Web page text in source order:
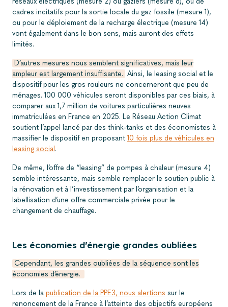
cadres incitatifs pour la sortie locale du gaz fossile (mesure 1),
ou pour le déploiement de la recharge électrique (mesure 14)
vont également dans le bon sens, mais auront des effets
limités.
D’autres mesures nous semblent significatives, mais leur
ampleur est largement insuffisante. Ainsi, le leasing social et le
dispositif pour les gros rouleurs ne concerneront que peu de
ménages. 100 000 véhicules seront disponibles par ces biais, à
comparer aux 1,7 million de voitures particulières neuves
immatriculées en France en 2025. Le Réseau Action Climat
soutient l’appel lancé par des think-tanks et des économistes à
massifier le dispositif en proposant10 fois plus de véhicules en
leasing social .
De même, l’offre de “leasing” de pompes à chaleur (mesure 4)
semble intéressante, mais semble remplacer le soutien public à
la rénovation et à l’investissement par l’organisation et la
labellisation d’une offre commerciale privée pour le
changement de chauffage.
Les économies d’énergie grandes oubliées
Cependant, les grandes oubliées de la séquence sont les
économies d’énergie.
Lors de la publication de la PPE3, nous alertions sur le
renoncement de la France à l’atteinte des objectifs européens